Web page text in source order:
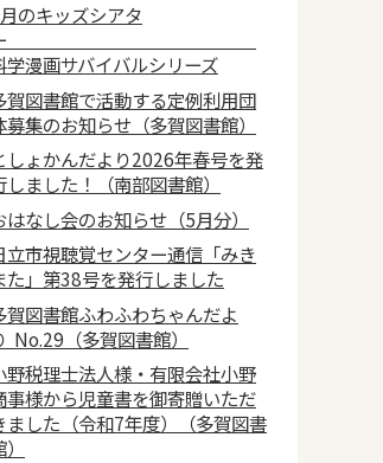
のキッズシアタ
学漫画サバイバルシリーズ
賀図書館で活動する定例利用団
募集のお知らせ（多賀図書館）
しょかんだより2026年春号を発
しました！（南部図書館）
はなし会のお知らせ（5月分）
立市視聴覚センター通信「みき
た」第38号を発行しました
賀図書館ふわふわちゃんだよ
No.29（多賀図書館）
野税理士法人様・有限会社小野
事様から児童書を御寄贈いただ
ました（令和7年度）（多賀図書